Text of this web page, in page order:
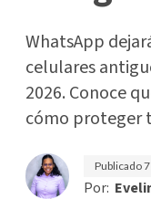
WhatsApp
celulares
2026. Conoce
cómo proteger
Publicado
Por: